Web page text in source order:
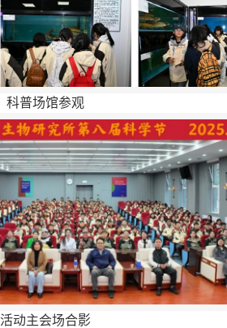
科普场馆参观
活动主会场合影